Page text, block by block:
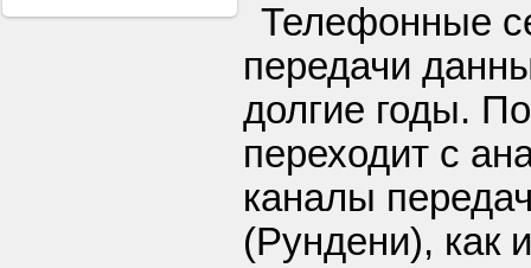
Телефонные
передачи
долгие годы.
переходит с
каналы
(Рундени), как